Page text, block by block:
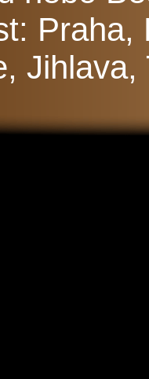
Praha,